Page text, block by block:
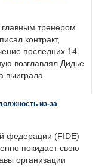
тренером
контракт,
последних 14
возглавлял Дидье
выиграла
из-за
федерации (FIDE)
покидает свою
организации